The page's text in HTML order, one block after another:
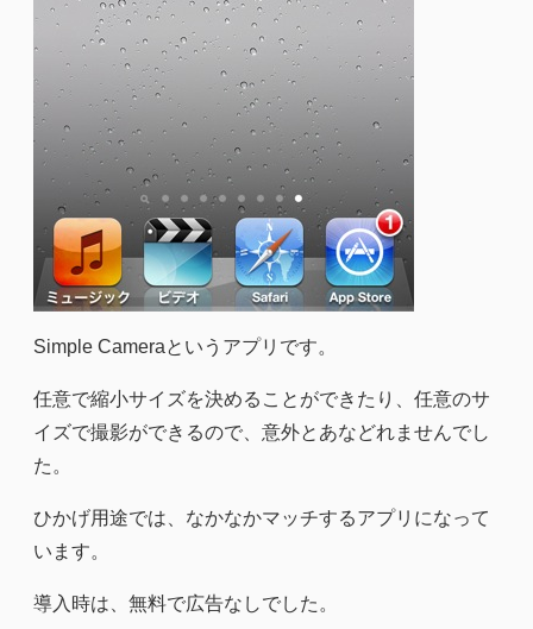
Simple Cameraというアプリです。
任意で縮小サイズを決めることができたり、任意のサ
イズで撮影ができるので、意外とあなどれませんでし
た。
ひかげ用途では、なかなかマッチするアプリになって
います。
導入時は、無料で広告なしでした。